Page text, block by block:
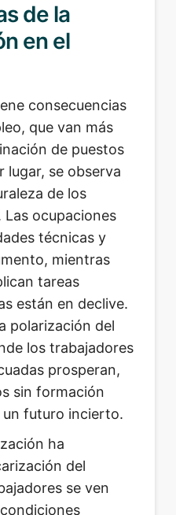
de la
en el
consecuencias
que van más
de puestos
lugar, se observa
de los
ocupaciones
técnicas y
mientras
tareas
están en declive.
polarización del
los trabajadores
prosperan,
sin formación
futuro incierto.
ha
del
se ven